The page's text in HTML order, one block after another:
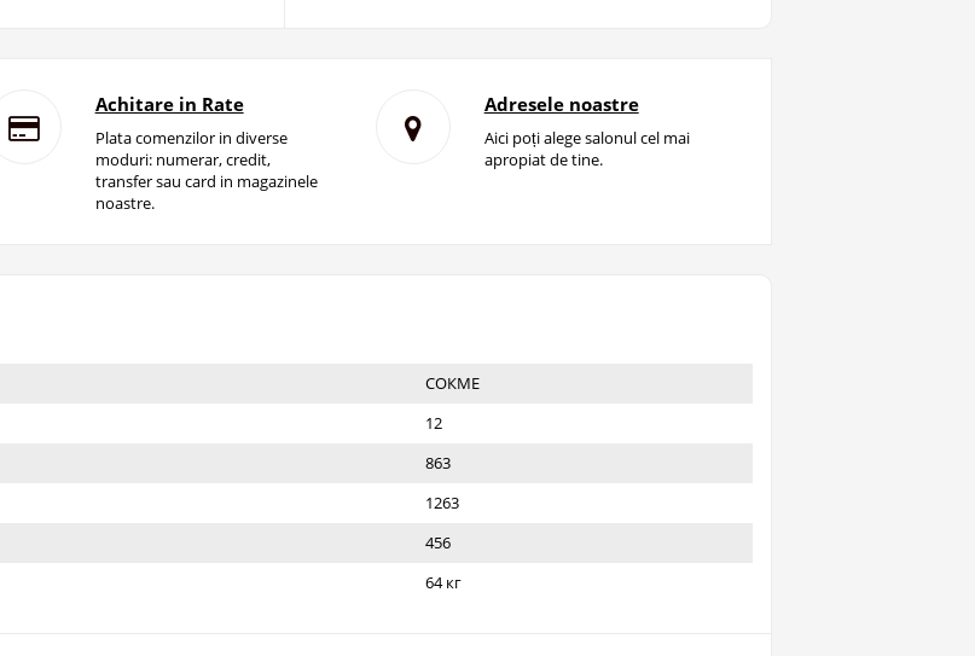
Achitare in Rate
Plata comenzilor in diverse
moduri: numerar, credit,
transfer sau card in magazinele
noastre.
Adresele noastre
Aici poți alege salonul cel mai
apropiat de tine.
СОКМЕ
12
863
1263
456
64 кг